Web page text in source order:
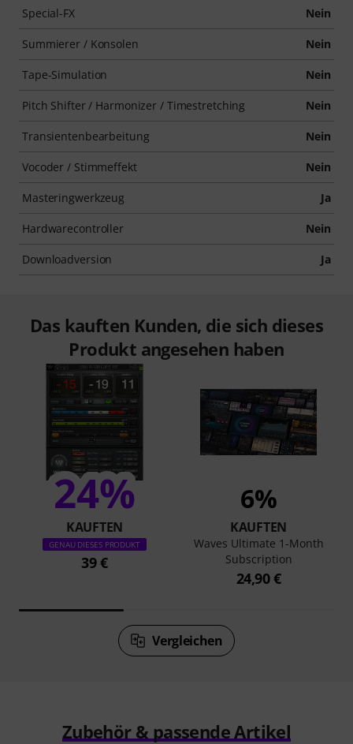
Special-FX Nein
Summierer / Konsolen Nein
Tape-Simulation Nein
Pitch Shifter / Harmonizer / Timestretching Nein
Transientenbearbeitung Nein
Vocoder / Stimmeffekt Nein
Masteringwerkzeug Ja
Hardwarecontroller Nein
Downloadversion Ja
Das kauften Kunden, die sich dieses
Produkt angesehen haben
24%
KAUFTEN
GENAU DIESES PRODUKT
39 €
6%
KAUFTEN
Waves Ultimate 1-Month
Subscription
24,90 €
Vergleichen
Zubehör & passende Artikel